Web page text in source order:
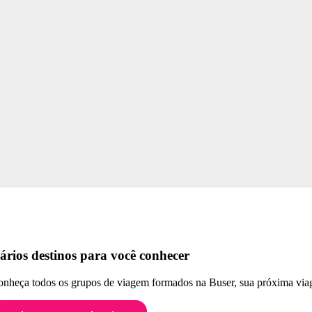
destinos para você conhecer
todos os grupos de viagem formados na Buser, sua próxima